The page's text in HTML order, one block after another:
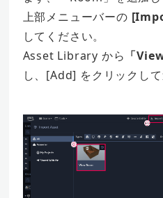
上部メニューバーの
してください。
Asset Library から 「
し、[Add] をクリックして